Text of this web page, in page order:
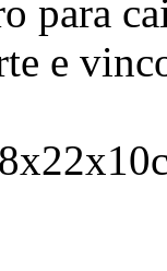
para
e